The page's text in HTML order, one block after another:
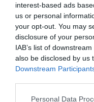
interest-based ads
us or personal
your opt-out. You may
disclosure of your
IAB’s list of
also be disclosed by us
Downstream
Personal Data